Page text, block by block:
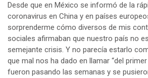
Desde que en México se informó de la
coronavirus en China y en países
sorprenderme cómo diversos de mis
sociales afirmaban que nuestro país no
semejante crisis. Y no parecía estarlo
que mal nos ha dado en llamar “del
fueron pasando las semanas y se